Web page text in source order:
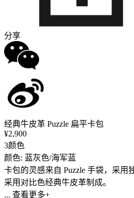
分享
经典牛皮革 Puzzle 扁平卡包
¥2,900
3颜色
颜色: 蓝灰色/海军蓝
卡包的灵感来自 Puzzle 手袋，采用
采用对比色经典牛皮革制成。
... 查看更多+